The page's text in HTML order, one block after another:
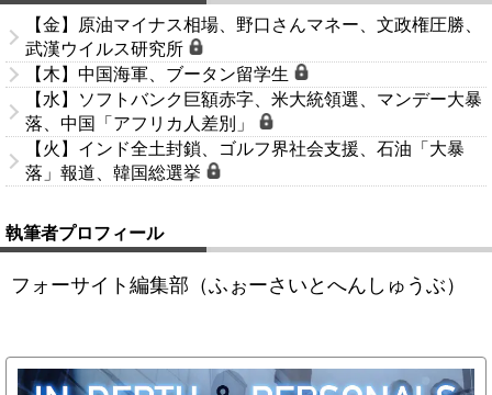
【金】原油マイナス相場、野口さんマネー、文政権圧勝、
武漢ウイルス研究所
【木】中国海軍、ブータン留学生
【水】ソフトバンク巨額赤字、米大統領選、マンデー大暴
落、中国「アフリカ人差別」
【火】インド全土封鎖、ゴルフ界社会支援、石油「大暴
落」報道、韓国総選挙
執筆者プロフィール
フォーサイト編集部（ふぉーさいとへんしゅうぶ）